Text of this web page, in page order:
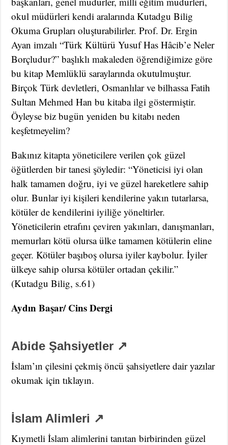
okul müdürleri kendi aralarında Kutadgu Bilig
Okuma Grupları oluşturabilirler. Prof. Dr. Ergin
Ayan imzalı “Türk Kültürü Yusuf Has Hâcib’e Neler
Borçludur?” başlıklı makaleden öğrendiğimize göre
bu kitap Memlüklü saraylarında okutulmuştur.
Birçok Türk devletleri, Osmanlılar ve bilhassa Fatih
Sultan Mehmed Han bu kitaba ilgi göstermiştir.
Öyleyse biz bugün yeniden bu kitabı neden
keşfetmeyelim?
Bakınız kitapta yöneticilere verilen çok güzel
öğütlerden bir tanesi şöyledir: “Yöneticisi iyi olan
halk tamamen doğru, iyi ve güzel hareketlere sahip
olur. Bunlar iyi kişileri kendilerine yakın tutarlarsa,
kötüler de kendilerini iyiliğe yöneltirler.
Yöneticilerin etrafını çeviren yakınları, danışmanları,
memurları kötü olursa ülke tamamen kötülerin eline
geçer. Kötüler başıboş olursa iyiler kaybolur. İyiler
ülkeye sahip olursa kötüler ortadan çekilir.”
(Kutadgu Bilig, s.61)
Aydın Başar/ Cins Dergi
Abide Şahsiyetler ↗
İslam’ın çilesini çekmiş öncü şahsiyetlere dair yazılar
okumak için tıklayın.
İslam Alimleri ↗
Kıymetli İslam alimlerini tanıtan birbirinden güzel